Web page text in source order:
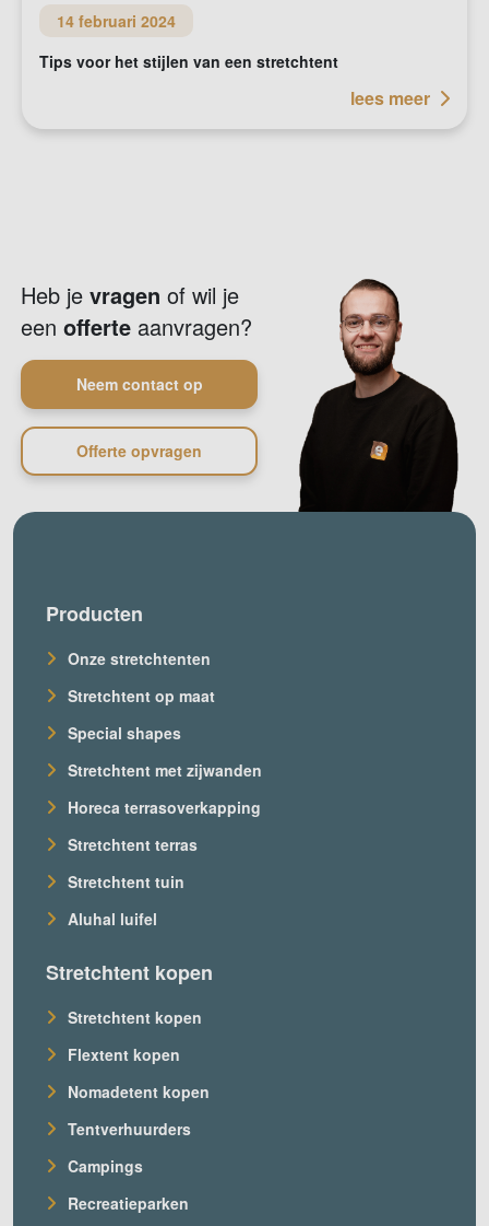
14 februari 2024
Tips voor het stijlen van een stretchtent
lees meer
Heb jevragen of wil je
eenofferte aanvragen?
Neem contact op
Offerte opvragen
Producten
Onze stretchtenten
Stretchtent op maat
Special shapes
Stretchtent met zijwanden
Horeca terrasoverkapping
Stretchtent terras
Stretchtent tuin
Aluhal luifel
Stretchtent kopen
Stretchtent kopen
Flextent kopen
Nomadetent kopen
Tentverhuurders
Campings
Recreatieparken